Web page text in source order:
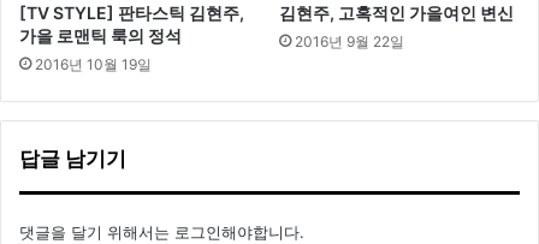
[TV STYLE] 판타스틱 김현주,
가을 로맨틱 룩의 정석
2016년 10월 19일
김현주, 고혹적인 가을여인 변신
2016년 9월 22일
답글 남기기
댓글을 달기 위해서는 로그인해야합니다.